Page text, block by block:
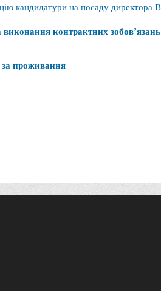
кандидатури на посаду директора
виконання контрактних зобов’язань
за проживання